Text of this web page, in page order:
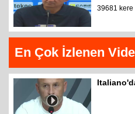
39681 kere
En Çok İzlenen